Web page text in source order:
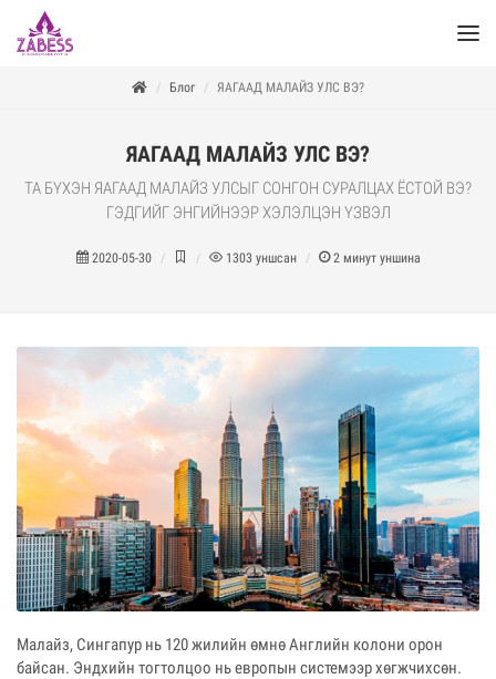
Блог ЯАГААД МАЛАЙЗ УЛС ВЭ?
ЯАГААД МАЛАЙЗ УЛС ВЭ?
ТА БҮХЭН ЯАГААД МАЛАЙЗ УЛСЫГ СОНГОН СУРАЛЦАХ ЁСТОЙ ВЭ?
ГЭДГИЙГ ЭНГИЙНЭЭР ХЭЛЭЛЦЭН ҮЗВЭЛ
2020-05-30 1303 уншсан 2 минут уншина
Малайз, Сингапур нь 120 жилийн өмнө Английн колони орон
байсан. Эндхийн тогтолцоо нь европын системээр хөгжчихсөн.